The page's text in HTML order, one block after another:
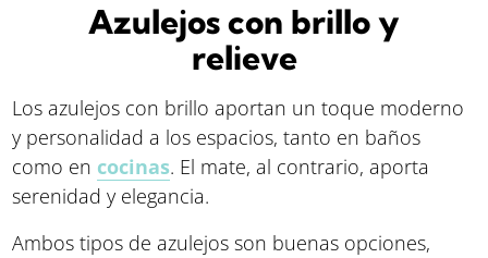
Azulejos con brillo y
relieve
Los azulejos con brillo aportan un toque moderno
y personalidad a los espacios, tanto en baños
como en cocinas. El mate, al contrario, aporta
serenidad y elegancia.
Ambos tipos de azulejos son buenas opciones,